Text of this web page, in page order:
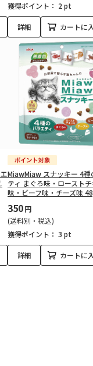
獲得ポイント： 2 pt
詳細 カートに
MiawMiaw スナッキー 4種
ティ まぐろ味・ロースト
味・ビーフ味・チーズ味
350円
(送料別・税込)
獲得ポイント： 3 pt
詳細 カートに